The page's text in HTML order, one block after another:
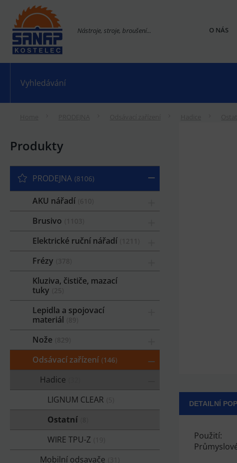
Nástroje, stroje, broušení... O NÁS
Produkty
PRODEJNA 8106
AKU nářadí
Brusivo
Elektrické ruční nářadí
Frézy
Kluziva, čističe, mazací
tuky
Lepidla a spojovací
materiál
Nože
Odsávací zařízení 146
Hadice
LIGNUM CLEAR
Ostatní
WIRE TPU-Z
Mobilní odsavače
DETAILNÍ
Použití: